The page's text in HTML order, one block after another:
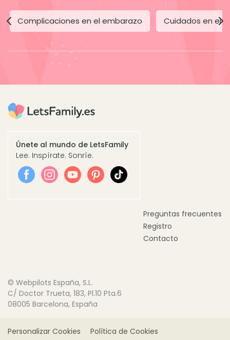
Complicaciones en el embarazo Cuidados en el
Únete al mundo de LetsFamily
Lee. Inspírate. Sonríe.
Preguntas frecuentes
Registro
Contacto
© Webpilots España, S.L.
C/ Doctor Trueta, 183, Pl.10 Pta.6
08005 Barcelona, España
Personalizar Cookies Política de Cookies